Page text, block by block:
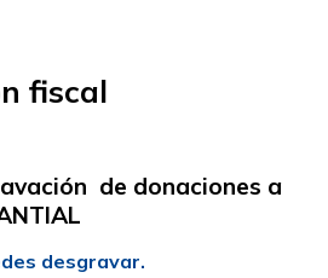
fiscal
de donaciones a
desgravar.